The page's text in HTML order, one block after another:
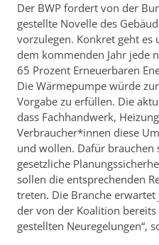
Der BWP fordert von der
gestellte Novelle des
vorzulegen. Konkret geht es
dem kommenden Jahr jede
65 Prozent Erneuerbaren
Die Wärmepumpe würde
Vorgabe zu erfüllen. Die
dass Fachhandwerk,
Verbraucher*innen diese
und wollen. Dafür brauchen
gesetzliche
sollen die entsprechenden
treten. Die Branche
der von der Koalition
gestellten Neuregelungen“,